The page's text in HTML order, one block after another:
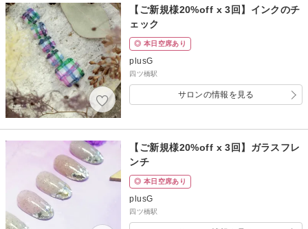
【ご新規様20%off x 3回】インクのチ
ェック
◎ 本日空席あり
plusG
四ツ橋駅
サロンの情報を見る
【ご新規様20%off x 3回】ガラスフレ
ンチ
◎ 本日空席あり
plusG
四ツ橋駅